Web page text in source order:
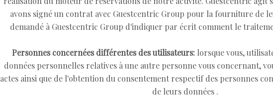
avons signé un contrat avec Guestcentric Group pour la fourniture de
demandé à Guestcentric Group d'indiquer par écrit comment le
Personnes concernées différentes des utilisateurs:lorsque vous,
données personnelles relatives à une autre personne vous concernant,
actes ainsi que de l'obtention du consentement respectif des personnes
de leurs données .